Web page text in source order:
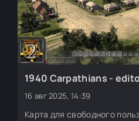
1940 Carpathians -
16 авг 2025, 14:39
Карта для свободного